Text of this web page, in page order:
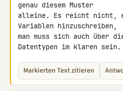
genau diesem Muster
alleine. Es reicht nicht,
Variablen hinzuschreiben,
man muss sich auch über
Datentypen im klaren sein.
Markierten Text zitieren